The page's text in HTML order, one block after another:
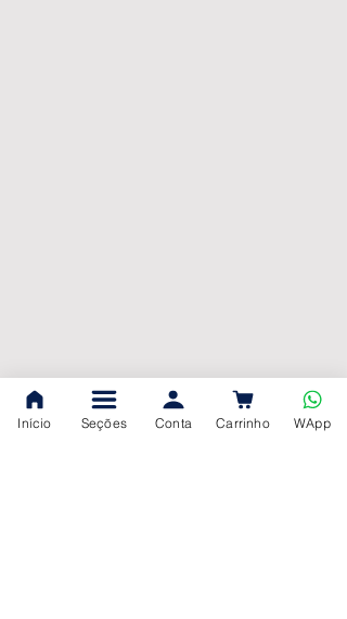
Início Seções Conta Carrinho WApp